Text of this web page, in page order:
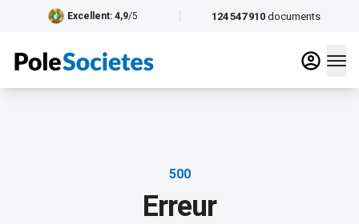
124 547 910 documents
Excellent: 4,9/5
500
Erreur